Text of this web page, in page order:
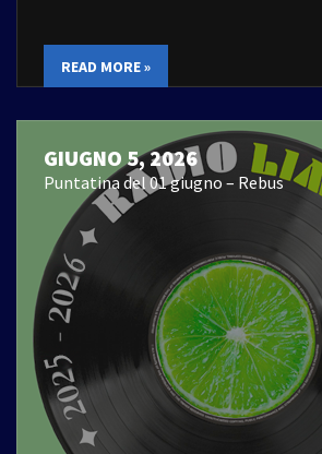
READ MORE »
GIUGNO 5, 2026
Puntatina del 01 giugno – Rebus